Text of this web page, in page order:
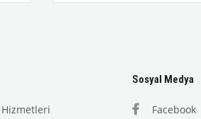
Sosyal Medya
Facebook